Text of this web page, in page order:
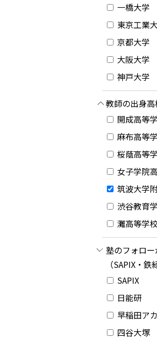
一橋大学
東京工業
京都大学
大阪大学
神戸大学
教師の出身高
開成高等
麻布高等
桜蔭高等
女子学院
筑波大学
渋谷教育
灘高等学校
塾のフォロ
（SAPIX・鉄
SAPIX
日能研
早稲田ア
四谷大塚